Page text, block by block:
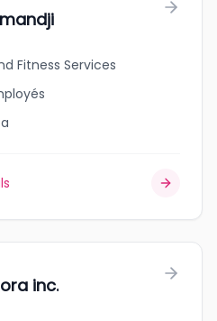
Fitness Services
inc.